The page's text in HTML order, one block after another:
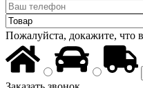
Пожалуйста, докажите, что